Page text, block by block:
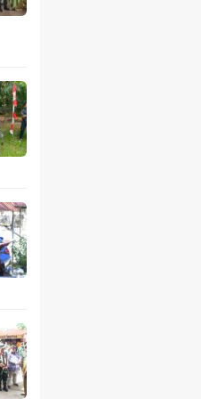
Garuda, Tiga Kreator